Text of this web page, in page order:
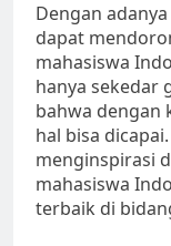
Dengan
dapat
mahasiswa
hanya sekedar
bahwa dengan
hal bisa
menginspirasi
mahasiswa
terbaik di